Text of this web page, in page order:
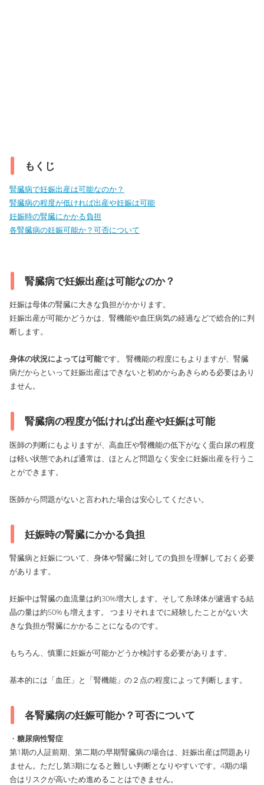
もくじ
腎臓病で妊娠出産は可能なのか？
腎臓病の程度が低ければ出産や妊娠は可能
妊娠時の腎臓にかかる負担
各腎臓病の妊娠可能か？可否について
腎臓病で妊娠出産は可能なのか？
妊娠は母体の腎臓に大きな負担がかかります。
妊娠出産が可能かどうかは、腎機能や血圧病気の経過などで総合的に判
断します。
身体の状況によっては可能です。 腎機能の程度にもよりますが、腎臓
病だからといって妊娠出産はできないと初めからあきらめる必要はあり
ません。
腎臓病の程度が低ければ出産や妊娠は可能
医師の判断にもよりますが、高血圧や腎機能の低下がなく蛋白尿の程度
は軽い状態であれば通常は、ほとんど問題なく安全に妊娠出産を行うこ
とができます。
医師から問題がないと言われた場合は安心してください。
妊娠時の腎臓にかかる負担
腎臓病と妊娠について、身体や腎臓に対しての負担を理解しておく必要
があります。
妊娠中は腎臓の血流量は約30%増大します。そして糸球体が濾過する結
晶の量は約50%も増えます。 つまりそれまでに経験したことがない大
きな負担が腎臓にかかることになるのです。
もちろん、慎重に妊娠が可能かどうか検討する必要があります。
基本的には「血圧」と「腎機能」の２点の程度によって判断します。
各腎臓病の妊娠可能か？可否について
・ 糖尿病性腎症
第1期の人証前期、第二期の早期腎臓病の場合は、妊娠出産は問題あり
ません。ただし第3期になると難しい判断となりやすいです。4期の場
合はリスクが高いため進めることはできません。